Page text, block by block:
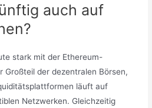
auch auf
stark mit der Ethereum-
Großteil der dezentralen Börsen,
läuft auf
Netzwerken. Gleichzeitig